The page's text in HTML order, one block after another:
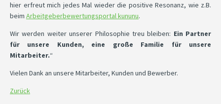
hier erfreut mich jedes Mal wieder die positive Resonanz, wie z.B.
beim Arbeitgeberbewertungsportal kununu.
Wir werden weiter unserer Philosophie treu bleiben: Ein Partner
für unsere Kunden, eine große Familie für unsere
Mitarbeiter.“
Vielen Dank an unsere Mitarbeiter, Kunden und Bewerber.
Zurück